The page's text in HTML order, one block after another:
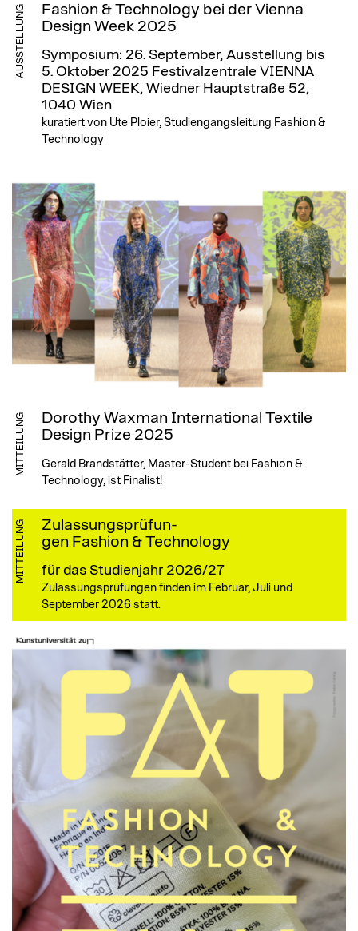
AUSSTELLUNG
Fashion & Technology bei der Vienna
Design Week 2025
Symposium: 26. September, Ausstellung bis
5. Oktober 2025 Festivalzentrale VIENNA
DESIGN WEEK, Wiedner Hauptstraße 52,
1040 Wien
kuratiert von Ute Ploier, Studiengangsleitung Fashion &
Technology
MITTEILUNG
Dorothy Waxman International Textile
Design Prize 2025
Gerald Brandstätter, Master-Student bei Fashion &
Technology, ist Finalist!
MITTEILUNG
Zulassungsprüfun-
gen Fashion & Technology
für das Studienjahr 2026/27
Zulassungsprüfungen finden im Februar, Juli und
September 2026 statt.